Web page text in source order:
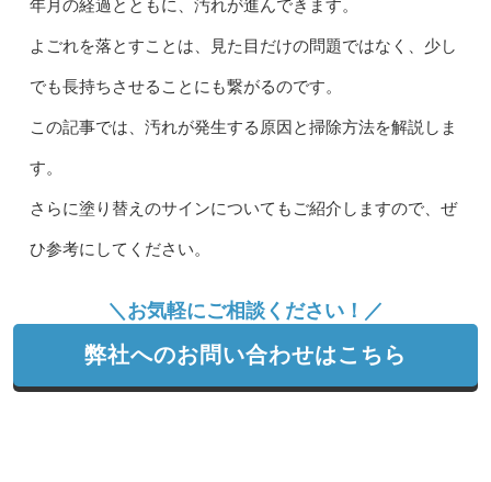
年月の経過とともに、汚れが進んできます。
よごれを落とすことは、見た目だけの問題ではなく、少し
でも長持ちさせることにも繋がるのです。
この記事では、汚れが発生する原因と掃除方法を解説しま
す。
さらに塗り替えのサインについてもご紹介しますので、ぜ
ひ参考にしてください。
＼お気軽にご相談ください！／
弊社へのお問い合わせはこちら